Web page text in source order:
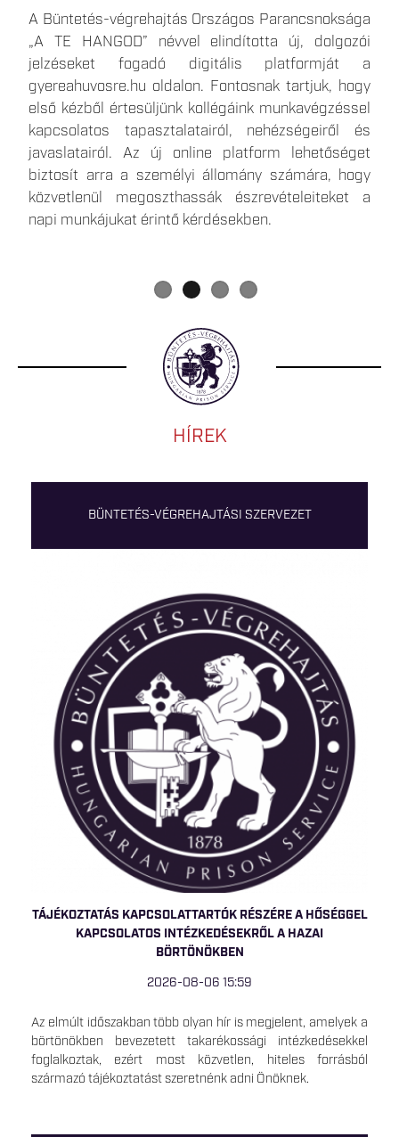
Az elmúlt időszakban több olyan hír is megjelent,
amelyek a börtönökben bevezetett takarékossági
intézkedésekkel foglalkoztak, ezért most közvetlen,
hiteles forrásból származó tájékoztatást
szeretnénk adni Önöknek.
A Büntetés-végrehajtás Országos Parancsnoksága
„A TE HANGOD” névvel elindította új, dolgozói
jelzéseket fogadó digitális platformját a
gyereahuvosre.hu oldalon. Fontosnak tartjuk, hogy
első kézből értesüljünk kollégáink munkavégzéssel
kapcsolatos tapasztalatairól, nehézségeiről és
javaslatairól. Az új online platform lehetőséget
biztosít arra a személyi állomány számára, hogy
közvetlenül megoszthassák észrevételeiteket a
napi munkájukat érintő kérdésekben.
A büntetések, az intézkedések, egyes
kényszerintézkedések és a szabálysértési elzárás
végrehajtásáról szóló 2013. évi CCXL. törvényben
foglalt telekommunikációs eszköz útján történő
kapcsolattartás gyakorlati végrehajtása a Skype
alkalmazás megszűnése okán 2025. május 5.
napjától megváltozik.
Egy 1500 fő befogadására képes, kiemelt
biztonságú, új börtön épül Csengeren, amely közel
700 ember számára teremt munkalehetőséget a
térségben. Csengeren a januártól várható
körletfelügyelői illetmény eléri a havi nettó 400
ezer forintot, a jelentkezés minimális feltétele a
szakmunkás végzettség. Részletes információk a
büntetés végrehajtási szervezet karrieroldalán, a
gyereahuvosre.hu-n és
awww.facebook.com/bvcsengerközösségi média
HÍREK
BÜNTETÉS-VÉGREHAJTÁSI SZERVEZET
TÁJÉKOZTATÁS KAPCSOLATTARTÓK RÉSZÉRE A HŐSÉGGEL
KAPCSOLATOS INTÉZKEDÉSEKRŐL A HAZAI
BÖRTÖNÖKBEN
2026-08-06 15:59
Az elmúlt időszakban több olyan hír is megjelent, amelyek a
börtönökben bevezetett takarékossági intézkedésekkel
foglalkoztak, ezért most közvetlen, hiteles forrásból
származó tájékoztatást szeretnénk adni Önöknek.